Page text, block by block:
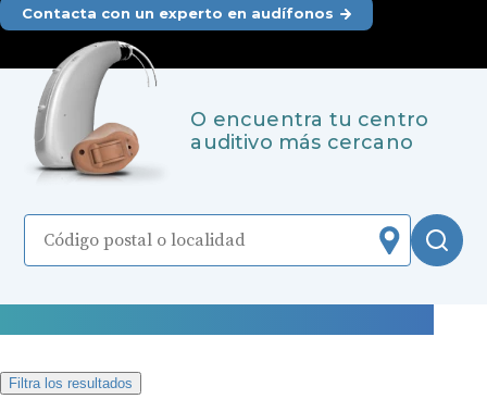
Contacta con un experto en audífonos
O encuentra tu centro
auditivo más cercano
Localizar
Filtra los resultados